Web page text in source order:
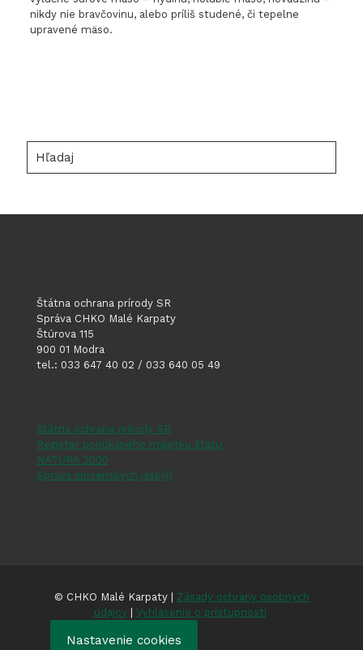
nikdy nie bravčovinu, alebo príliš studené, či tepelne
upravené mäso.
Štátna ochrana prírody SR
Správa CHKO Malé Karpaty
Štúrova 115
900 01 Modra
tel.: 033 647 40 02 / 033 640 05 49
Štátna ochrana prírody SR
Register ponúkaného majetku štátu
NATURA 2000
Správa slovenských jaskýň
© CHKO Malé Karpaty | Zásady ochrany osobných
údajov| Vyhlásenie o prístupnosti
Nastavenie cookies